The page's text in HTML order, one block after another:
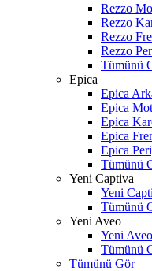
Rezzo
Rezzo
Rezzo
Rezzo
Tümünü
Epica
Epica
Epica
Epica
Epica
Epica
Tümünü
Yeni Captiva
Yeni
Tümünü
Yeni Aveo
Yeni
Tümünü
Tümünü Gör